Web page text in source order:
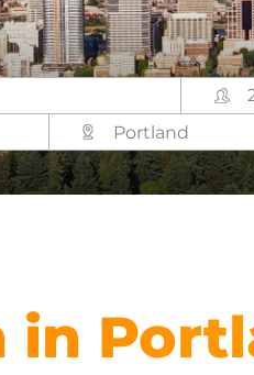
Portland
in